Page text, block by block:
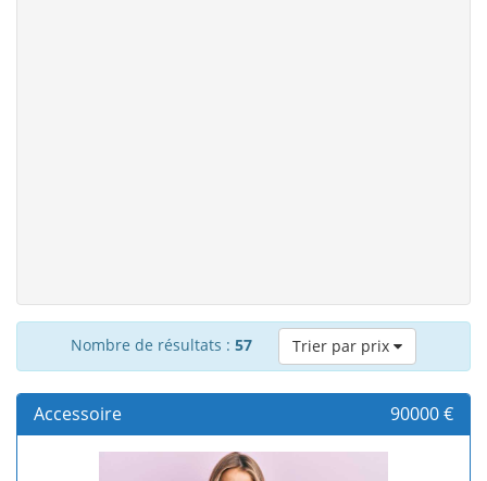
Nombre de résultats : 57 Trier par prix
Accessoire 90000 €